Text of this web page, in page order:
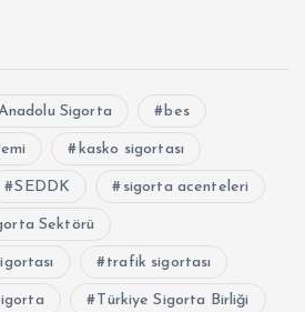
Sigorta bes
kasko sigortası
SEDDK sigorta acenteleri
Sektörü
trafik sigortası
Türkiye Sigorta Birliği